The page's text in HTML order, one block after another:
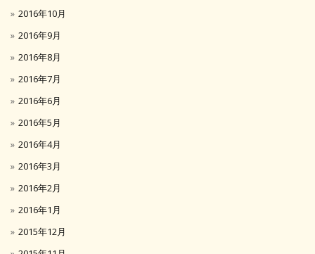
2016年10月
2016年9月
2016年8月
2016年7月
2016年6月
2016年5月
2016年4月
2016年3月
2016年2月
2016年1月
2015年12月